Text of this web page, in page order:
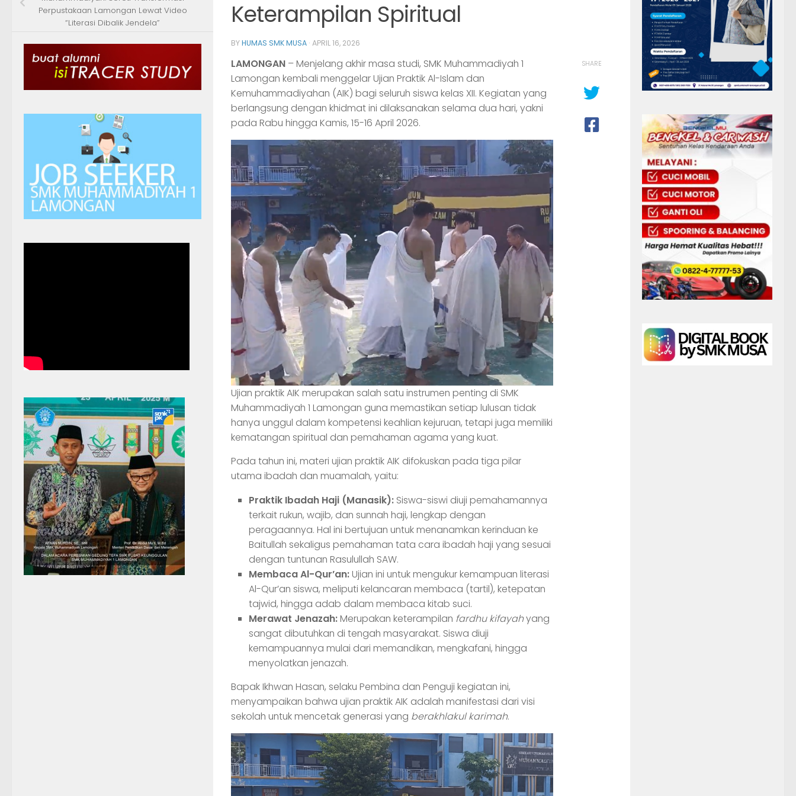
Keterampilan Spiritual
BYHUMAS SMK MUSA · APRIL 16, 2026
LAMONGAN – Menjelang akhir masa studi, SMK Muhammadiyah 1
Lamongan kembali menggelar Ujian Praktik Al-Islam dan
Kemuhammadiyahan (AIK) bagi seluruh siswa kelas XII. Kegiatan yang
berlangsung dengan khidmat ini dilaksanakan selama dua hari, yakni
pada Rabu hingga Kamis, 15-16 April 2026.
Ujian praktik AIK merupakan salah satu instrumen penting di SMK
Muhammadiyah 1 Lamongan guna memastikan setiap lulusan tidak
hanya unggul dalam kompetensi keahlian kejuruan, tetapi juga memiliki
kematangan spiritual dan pemahaman agama yang kuat.
Pada tahun ini, materi ujian praktik AIK difokuskan pada tiga pilar
utama ibadah dan muamalah, yaitu:
Praktik Ibadah Haji (Manasik): Siswa-siswi diuji pemahamannya
terkait rukun, wajib, dan sunnah haji, lengkap dengan
peragaannya. Hal ini bertujuan untuk menanamkan kerinduan ke
Baitullah sekaligus pemahaman tata cara ibadah haji yang sesuai
dengan tuntunan Rasulullah SAW.
Membaca Al-Qur’an:Ujian ini untuk mengukur kemampuan literasi
Al-Qur’an siswa, meliputi kelancaran membaca (tartil), ketepatan
tajwid, hingga adab dalam membaca kitab suci.
Merawat Jenazah:Merupakan keterampilan fardhu kifayahyang
sangat dibutuhkan di tengah masyarakat. Siswa diuji
kemampuannya mulai dari memandikan, mengkafani, hingga
menyolatkan jenazah.
Bapak Ikhwan Hasan, selaku Pembina dan Penguji kegiatan ini,
menyampaikan bahwa ujian praktik AIK adalah manifestasi dari visi
sekolah untuk mencetak generasi yang berakhlakul karimah.
SHARE
Perpustakaan Lamongan Lewat Video
“Literasi Dibalik Jendela”